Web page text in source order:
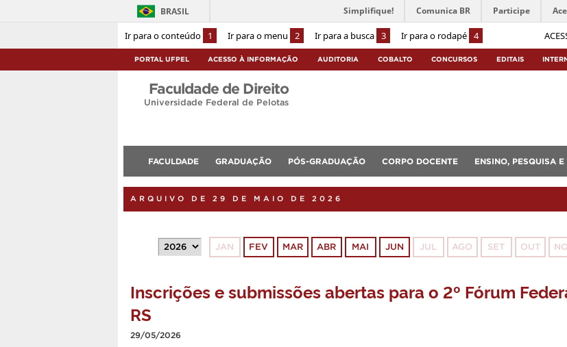
Ir para o conteúdo 1 Ir para o menu 2 Ir para a busca 3 Ir para o rodapé 4
BRASIL Simplifique! Comunica BR Participe
PORTAL UFPEL ACESSO À INFORMAÇÃO AUDITORIA COBALTO CONCURSOS EDITAIS
Faculdade de Direito
Universidade Federal de Pelotas
FACULDADE GRADUAÇÃO PÓS-GRADUAÇÃO CORPO DOCENTE ENSINO, PESQUISA
ARQUIVO DE 29 DE MAIO DE 2026
JAN FEV MAR ABR MAI JUN JUL AGO SET OUT
Inscrições e submissões abertas para o 2º Fórum
RS
29/05/2026